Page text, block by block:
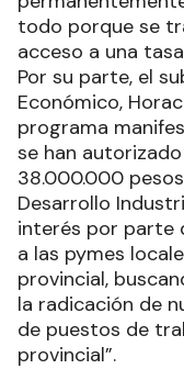
todo porque se
acceso a una
Por su parte, el
Económico,
programa
se han
38.000.000
Desarrollo
interés por parte
a las pymes
provincial,
la radicación de
de puestos de
provincial”.